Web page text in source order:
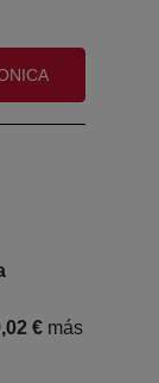
ventana)
€ más